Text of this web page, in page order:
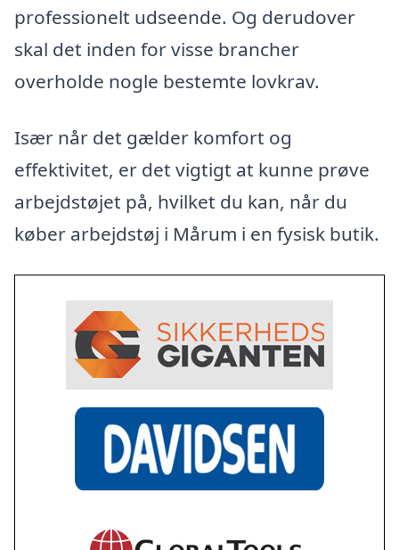
professionelt udseende. Og derudover
skal det inden for visse brancher
overholde nogle bestemte lovkrav.
Især når det gælder komfort og
effektivitet, er det vigtigt at kunne prøve
arbejdstøjet på, hvilket du kan, når du
køber arbejdstøj i Mårum i en fysisk butik.